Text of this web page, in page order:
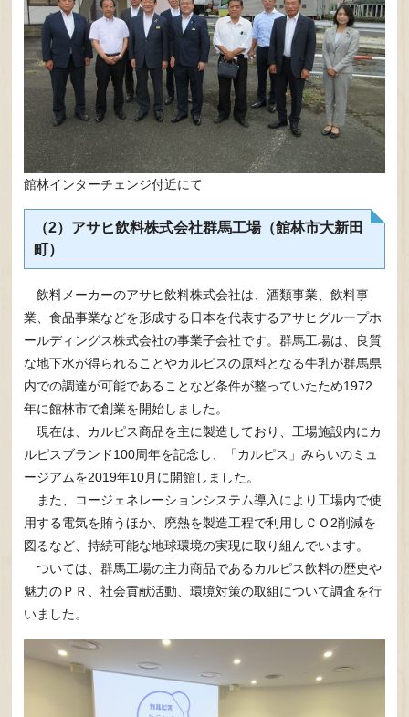
館林インターチェンジ付近にて
（2）アサヒ飲料株式会社群馬工場（館林市大新田
町）
飲料メーカーのアサヒ飲料株式会社は、酒類事業、飲料事
業、食品事業などを形成する日本を代表するアサヒグループホ
ールディングス株式会社の事業子会社です。群馬工場は、良質
な地下水が得られることやカルピスの原料となる牛乳が群馬県
内での調達が可能であることなど条件が整っていたため1972
年に館林市で創業を開始しました。
現在は、カルピス商品を主に製造しており、工場施設内にカ
ルピスブランド100周年を記念し、「カルピス」みらいのミュ
ージアムを2019年10月に開館しました。
また、コージェネレーションシステム導入により工場内で使
用する電気を賄うほか、廃熱を製造工程で利用しＣＯ2削減を
図るなど、持続可能な地球環境の実現に取り組んでいます。
ついては、群馬工場の主力商品であるカルピス飲料の歴史や
魅力のＰＲ、社会貢献活動、環境対策の取組について調査を行
いました。